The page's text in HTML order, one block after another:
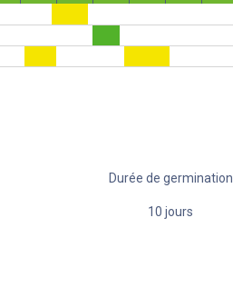
Durée de germination
10 jours